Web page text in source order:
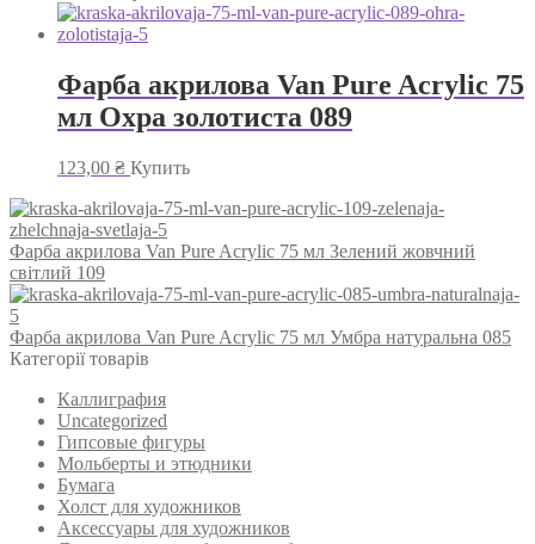
Фарба акрилова Van Pure Acrylic 75
мл Охра золотиста 089
123,00 ₴ Купить
Фарба акрилова Van Pure Acrylic 75 мл Зелений жовчний
світлий 109
Фарба акрилова Van Pure Acrylic 75 мл Умбра натуральна 085
Категорії товарів
Каллиграфия
Uncategorized
Гипсовые фигуры
Мольберты и этюдники
Бумага
Холст для художников
Аксессуары для художников